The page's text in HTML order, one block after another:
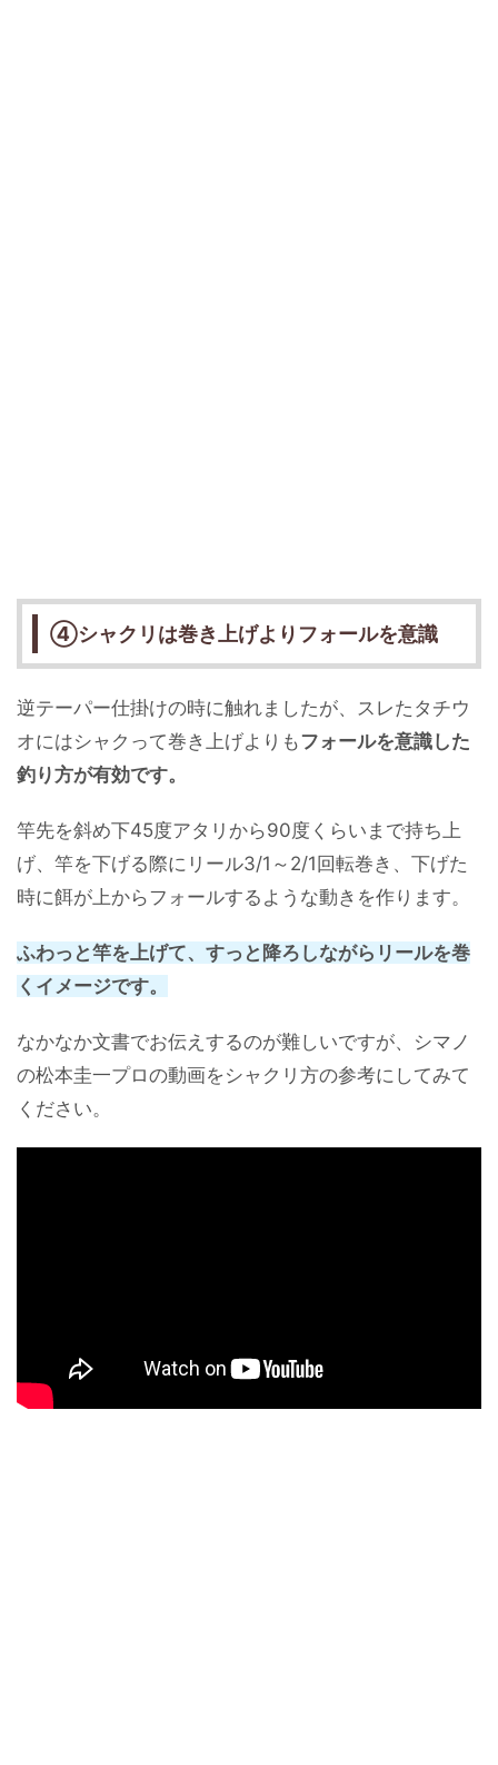
④シャクリは巻き上げよりフォールを意識
逆テーパー仕掛けの時に触れましたが、スレたタチウ
オにはシャクって巻き上げよりもフォールを意識した
釣り方が有効です。
竿先を斜め下45度アタリから90度くらいまで持ち上
げ、竿を下げる際にリール3/1～2/1回転巻き、下げた
時に餌が上からフォールするような動きを作ります。
ふわっと竿を上げて、すっと降ろしながらリールを巻
くイメージです。
なかなか文書でお伝えするのが難しいですが、シマノ
の松本圭一プロの動画をシャクリ方の参考にしてみて
ください。